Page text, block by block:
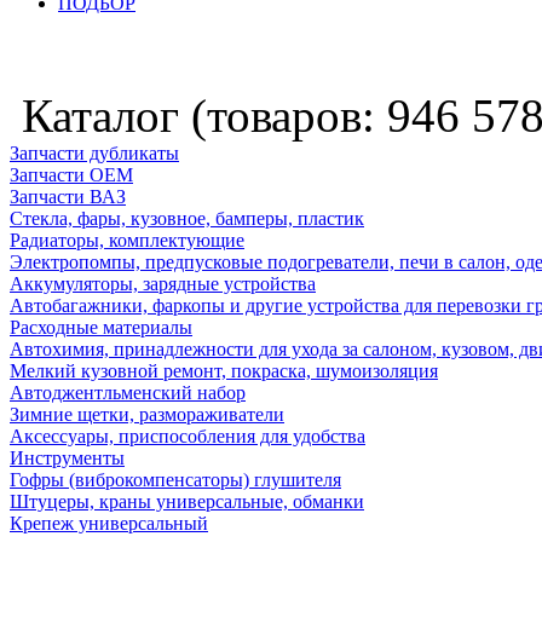
Каталог (товаров: 946
Запчасти дубликаты
Запчасти ОЕМ
Запчасти ВАЗ
Стекла, фары, кузовное, бамперы, пластик
Радиаторы, комплектующие
Электропомпы, предпусковые подогреватели, печи в салон,
Аккумуляторы, зарядные устройства
Автобагажники, фаркопы и другие устройства для перевозки
Расходные материалы
Автохимия, принадлежности для ухода за салоном, кузовом,
Мелкий кузовной ремонт, покраска, шумоизоляция
Автоджентльменский набор
Зимние щетки, размораживатели
Аксессуары, приспособления для удобства
Инструменты
Гофры (виброкомпенсаторы) глушителя
Штуцеры, краны универсальные, обманки
Крепеж универсальный